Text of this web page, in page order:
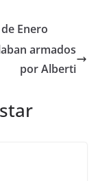
Enero
armados
por Alberti